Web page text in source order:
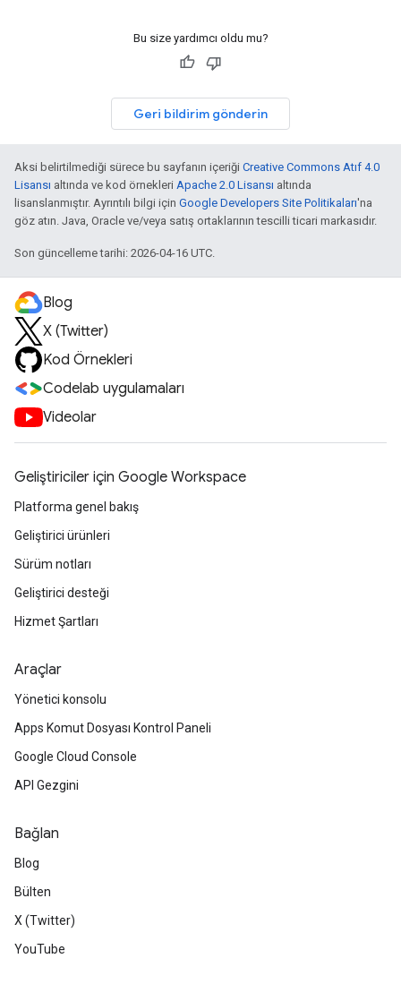
Bu size yardımcı oldu mu?
Geri bildirim gönderin
Aksi belirtilmediği sürece bu sayfanın içeriği Creative Commons Atıf 4.0
Lisansı altında ve kod örnekleri Apache 2.0 Lisansı altında
lisanslanmıştır. Ayrıntılı bilgi için Google Developers Site Politikaları'na
göz atın. Java, Oracle ve/veya satış ortaklarının tescilli ticari markasıdır.
Son güncelleme tarihi: 2026-04-16 UTC.
Blog
X (Twitter)
Kod Örnekleri
Codelab uygulamaları
Videolar
Geliştiriciler için Google Workspace
Platforma genel bakış
Geliştirici ürünleri
Sürüm notları
Geliştirici desteği
Hizmet Şartları
Araçlar
Yönetici konsolu
Apps Komut Dosyası Kontrol Paneli
Google Cloud Console
API Gezgini
Bağlan
Blog
Bülten
X (Twitter)
YouTube